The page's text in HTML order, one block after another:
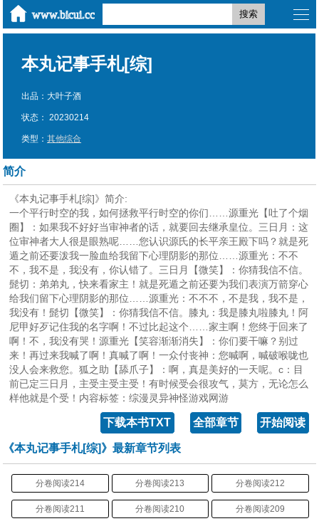
搜索
本丸记事手札[综]
出品：大叶子酒
状态： 20230214
类型：其他综合
简介
《本丸记事手札[综]》简介:
一个平行时空的我，如何拯救平行时空的你们……源重光【吐了个烟
圈】：如果我不好好当审神者的话，就要回去继承皇位。三日月：这
位审神者大人很是眼熟呢……您认识源氏的长平亲王殿下吗？就是死
遁之前还要泼我一脸血给我留下心理阴影的那位……源重光：不不
不，我不是，我没有，你认错了。三日月【微笑】：你猜我信不信。
髭切：弟弟丸，快来看家主！就是死遁之前还要为我们表演万箭穿心
给我们留下心理阴影的那位……源重光：不不不，不是我，我不是，
我没有！髭切【微笑】：你猜我信不信。膝丸：我是膝丸啦膝丸！阿
尼甲好歹记住我的名字啊！不过比起这个……家主啊！您终于回来了
啊！不，我没有哭！源重光【笑容渐渐消失】：你们要干嘛？别过
来！再过来我喊了啊！真喊了啊！一众付丧神：您喊啊，喊破喉咙也
没人会来救您。狐之助【舔爪子】：啊，真是美好的一天呢。c：目
前已定三日月，主受主受主受！有时候受会很攻气，莫方，无论怎么
样他就是个受！内容标签：综漫灵异神怪游戏网游
开始阅读
全部章节
下载本书TXT
《本丸记事手札[综]》最新章节列表
分卷阅读214 分卷阅读213 分卷阅读212
分卷阅读211 分卷阅读210 分卷阅读209